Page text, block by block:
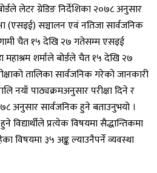
बोर्डले लेटर ग्रेडिङ निर्देशिका २०७८ अनुसार
(एसइई) सञ्चालन एवं नतिजा सार्वजनिक
चैत १५ देखि २७ गतेसम्म एसइई
महाश्रम शर्माले बोर्डले चैत १५ देखि २७
तालिका सार्वजनिक गरेको जानकारी
नयाँ पाठ्यक्रमअनुसार परीक्षा दिने र
अनुसार सार्वजनिक हुने बताउनुभयो ।
विद्यार्थीले प्रत्येक विषयमा सैद्धान्तिकमा
विषयमा ३५ अङ्क ल्याउनैपर्ने व्यवस्था